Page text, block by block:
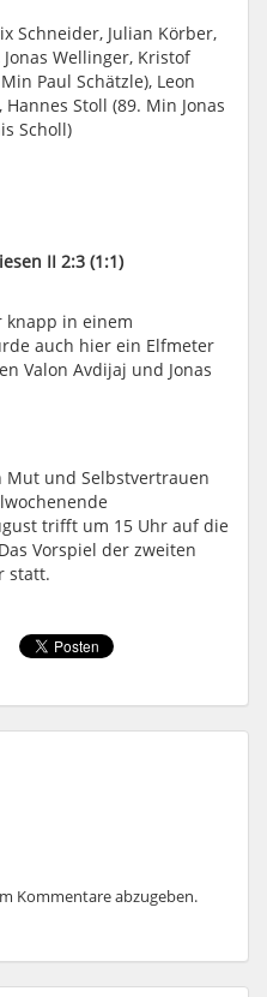
Schneider, Julian Körber,
Wellinger, Kristof
Paul Schätzle), Leon
Stoll (89. Min Jonas
Scholl)
II 2:3 (1:1)
knapp in einem
auch hier ein Elfmeter
Valon Avdijaj und Jonas
und Selbstvertrauen
trifft um 15 Uhr auf die
Vorspiel der zweiten
statt.
Kommentare abzugeben.